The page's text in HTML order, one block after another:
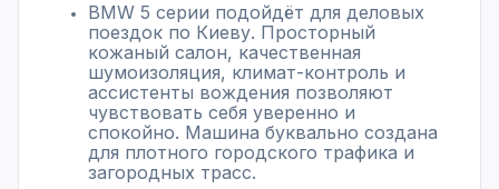
BMW 5 серии подойдёт для деловых
поездок по Киеву. Просторный
кожаный салон, качественная
шумоизоляция, климат-контроль и
ассистенты вождения позволяют
чувствовать себя уверенно и
спокойно. Машина буквально создана
для плотного городского трафика и
загородных трасс.